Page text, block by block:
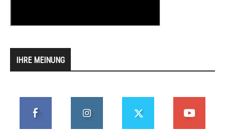
IHRE MEINUNG